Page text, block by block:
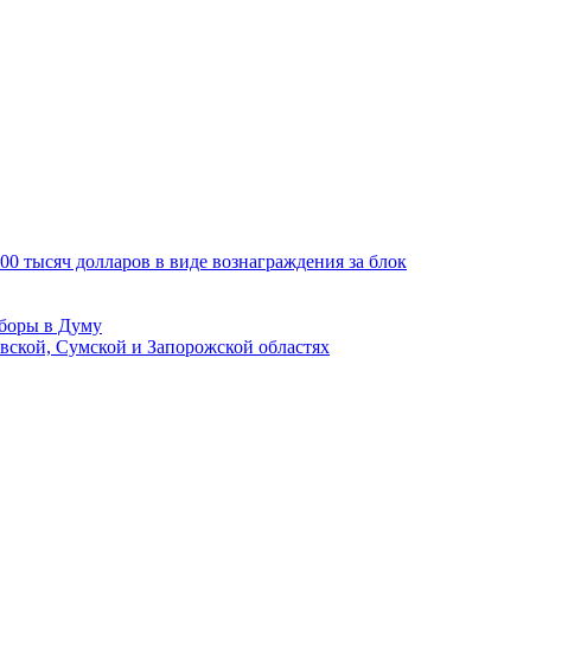
тысяч долларов в виде вознаграждения за блок
в Думу
Сумской и Запорожской областях